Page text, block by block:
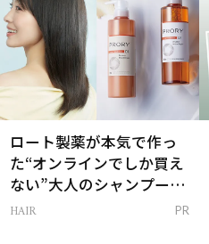
ロート製薬が本気で作っ
た“オンラインでしか買え
ない”大人のシャンプー＆
トリートメントって？
HAIR PR